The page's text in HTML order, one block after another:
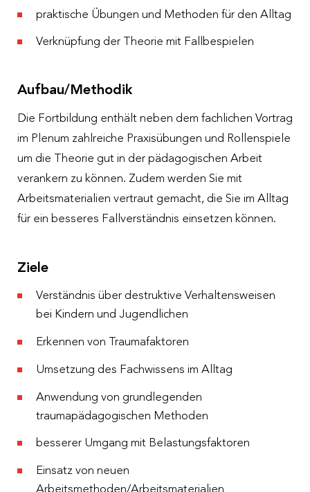
praktische Übungen und Methoden für den Alltag
Verknüpfung der Theorie mit Fallbespielen
Aufbau/Methodik
Die Fortbildung enthält neben dem fachlichen Vortrag
im Plenum zahlreiche Praxisübungen und Rollenspiele
um die Theorie gut in der pädagogischen Arbeit
verankern zu können. Zudem werden Sie mit
Arbeitsmaterialien vertraut gemacht, die Sie im Alltag
für ein besseres Fallverständnis einsetzen können.
Ziele
Verständnis über destruktive Verhaltensweisen
bei Kindern und Jugendlichen
Erkennen von Traumafaktoren
Umsetzung des Fachwissens im Alltag
Anwendung von grundlegenden
traumapädagogischen Methoden
besserer Umgang mit Belastungsfaktoren
Einsatz von neuen
Arbeitsmethoden/Arbeitsmaterialien